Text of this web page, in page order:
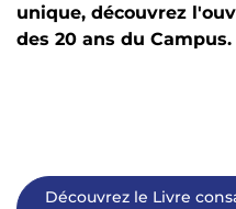
unique, découvrez
des 20 ans du Campus.
Découvrez le Livre